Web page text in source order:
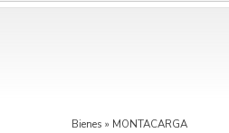
Bienes » MONTACARGA